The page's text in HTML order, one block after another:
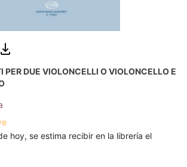
PER DUE VIOLONCELLI O VIOLONCELLO E
hoy, se estima recibir en la librería el